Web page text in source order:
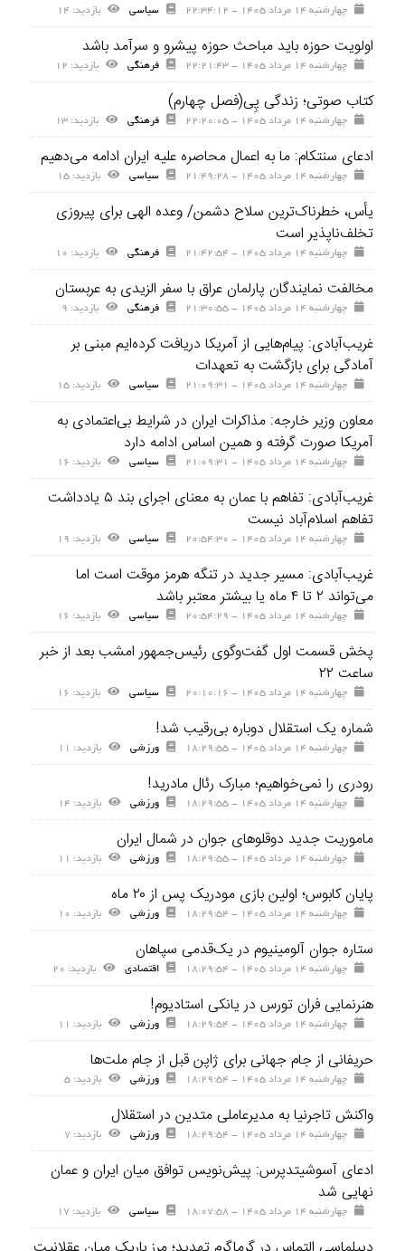
چهارشنبه ۱۴ مرداد ۱۴۰۵ - ۲۲:۳۴:۱۲ سیاسی بازديد: ۱۴
اولویت حوزه باید مباحث حوزه پیشرو و سرآمد باشد
چهارشنبه ۱۴ مرداد ۱۴۰۵ - ۲۲:۲۱:۴۳ فرهنگی بازديد: ۱۲
کتاب صوتی؛ زندگی پِی(فصل چهارم)
چهارشنبه ۱۴ مرداد ۱۴۰۵ - ۲۲:۲۰:۰۵ فرهنگی بازديد: ۱۳
ادعای سنتکام: ما به اعمال محاصره علیه ایران ادامه می‌دهیم
چهارشنبه ۱۴ مرداد ۱۴۰۵ - ۲۱:۴۹:۲۸ سیاسی بازديد: ۱۵
یأس، خطرناک‌ترین سلاح دشمن/ وعده الهی برای پیروزی
تخلف‌ناپذیر است
چهارشنبه ۱۴ مرداد ۱۴۰۵ - ۲۱:۴۲:۵۴ فرهنگی بازديد: ۱۰
مخالفت نمایندگان پارلمان عراق با سفر الزیدی به عربستان
چهارشنبه ۱۴ مرداد ۱۴۰۵ - ۲۱:۳۰:۵۵ فرهنگی بازديد: ۹
غریب‌آبادی: پیام‌هایی از آمریکا دریافت کرده‌ایم مبنی بر
آمادگی برای بازگشت به تعهدات
چهارشنبه ۱۴ مرداد ۱۴۰۵ - ۲۱:۰۹:۳۱ سیاسی بازديد: ۱۵
معاون وزیر خارجه: مذاکرات ایران در شرایط بی‌اعتمادی به
آمریکا صورت گرفته و همین اساس ادامه دارد
چهارشنبه ۱۴ مرداد ۱۴۰۵ - ۲۱:۰۹:۳۱ سیاسی بازديد: ۱۶
غریب‌آبادی: تفاهم با عمان به معنای اجرای بند ۵ یادداشت
تفاهم اسلام‌آباد نیست
چهارشنبه ۱۴ مرداد ۱۴۰۵ - ۲۰:۵۴:۳۰ سیاسی بازديد: ۱۹
غریب‌آبادی: مسیر جدید در تنگه هرمز موقت است اما
می‌تواند ۲ تا ۴ ماه یا بیشتر معتبر باشد
چهارشنبه ۱۴ مرداد ۱۴۰۵ - ۲۰:۵۴:۲۹ سیاسی بازديد: ۱۶
پخش قسمت اول گفت‌وگوی رئیس‌جمهور امشب بعد از خبر
ساعت ۲۲
چهارشنبه ۱۴ مرداد ۱۴۰۵ - ۲۰:۱۰:۱۶ سیاسی بازديد: ۱۶
شماره یک استقلال دوباره بی‌رقیب شد!
چهارشنبه ۱۴ مرداد ۱۴۰۵ - ۱۸:۲۹:۵۵ ورزشی بازديد: ۱۱
رودری را نمی‌خواهیم؛ مبارک رئال مادرید!
چهارشنبه ۱۴ مرداد ۱۴۰۵ - ۱۸:۲۹:۵۵ ورزشی بازديد: ۱۴
ماموریت جدید دوقلوهای جوان در شمال ایران
چهارشنبه ۱۴ مرداد ۱۴۰۵ - ۱۸:۲۹:۵۵ ورزشی بازديد: ۱۱
پایان کابوس؛ اولین بازی مودریک پس از ۲۰ ماه
چهارشنبه ۱۴ مرداد ۱۴۰۵ - ۱۸:۲۹:۵۴ ورزشی بازديد: ۱۰
ستاره جوان آلومینیوم در یک‌قدمی سپاهان
چهارشنبه ۱۴ مرداد ۱۴۰۵ - ۱۸:۲۹:۵۴ اقتصادی بازديد: ۲۰
هنرنمایی فران تورس در یانکی استادیوم!
چهارشنبه ۱۴ مرداد ۱۴۰۵ - ۱۸:۲۹:۵۴ ورزشی بازديد: ۱۱
حریفانی از جام جهانی برای ژاپن قبل از جام ملت‌ها
چهارشنبه ۱۴ مرداد ۱۴۰۵ - ۱۸:۲۹:۵۴ ورزشی بازديد: ۵
واکنش تاجرنیا به مدیرعاملی متدین در استقلال
چهارشنبه ۱۴ مرداد ۱۴۰۵ - ۱۸:۲۹:۵۴ ورزشی بازديد: ۷
ادعای آسوشیتدپرس: پیش‌نویس توافق میان ایران و عمان
نهایی شد
چهارشنبه ۱۴ مرداد ۱۴۰۵ - ۱۸:۰۷:۵۸ سیاسی بازديد: ۱۷